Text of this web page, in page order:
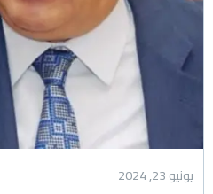
يونيو 23, 2024